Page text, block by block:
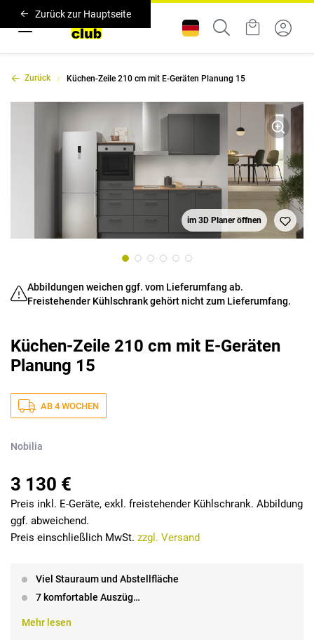
Zurück zur Hauptseite
Zurück Küchen-Zeile 210 cm mit E-Geräten Planung 15
im 3D Planer öffnen
Abbildungen weichen ggf. vom Lieferumfang ab.
Freistehender Kühlschrank gehört nicht zum Lieferumfang.
Küchen-Zeile 210 cm mit E-Geräten
Planung 15
AB 4 WOCHEN
Nobilia
3 130 €
Preis inkl. E-Geräte, exkl. freistehender Kühlschrank. Abbildung
ggf. abweichend.
Preis einschließlich MwSt. zzgl. Versand
Viel Stauraum und Abstellfläche
7 komfortable Auszüg…
Mehr lesen